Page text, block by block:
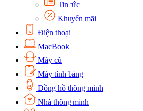
Tin tức
Khuyến mãi
Điện thoại
MacBook
Máy cũ
Máy tính bảng
Đồng hồ thông minh
Nhà thông minh